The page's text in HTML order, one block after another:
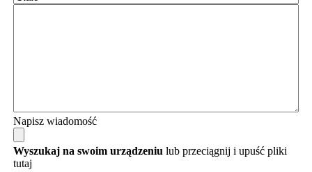
Napisz wiadomość
Wyszukaj na swoim urządzeniu lub przeciągnij i upuść pliki
tutaj